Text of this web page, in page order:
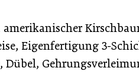
amerikanischer
Eigenfertigung 3-
Dübel,